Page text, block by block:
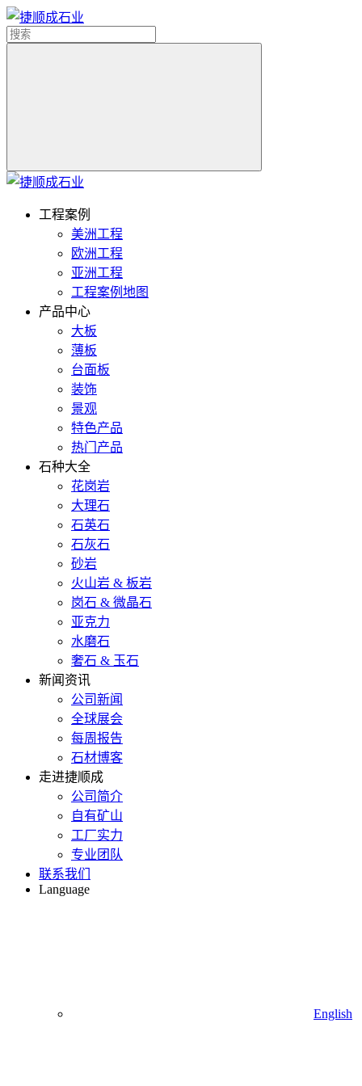
工程案例
美洲工程
欧洲工程
亚洲工程
工程案例地图
产品中心
大板
薄板
台面板
装饰
景观
特色产品
热门产品
石种大全
花岗岩
大理石
石英石
石灰石
砂岩
火山岩 & 板岩
岗石 & 微晶石
亚克力
水磨石
奢石 & 玉石
新闻资讯
公司新闻
全球展会
每周报告
石材博客
走进捷顺成
公司简介
自有矿山
工厂实力
专业团队
联系我们
Language
English